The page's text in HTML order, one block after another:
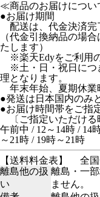
≪商品のお届けにつ
●お届け期間
配送は、代金決済完
（代金引換納品の場
たします）
※楽天Edyをご利用
※土・日・祝日につ
理となります。
年末年始、夏期休業
●発送は日本国内のみ
●お届け時間帯をご指
〔ご指定いただける
午前中 / 12～14時 / 14
～21時 / 19時～21時
【送料料金表】
全国
離島他の扱
い
離島・一
ません。